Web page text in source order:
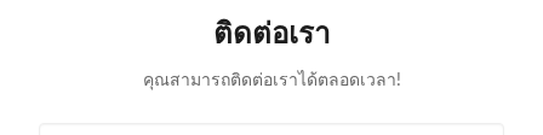
ติดต่อเรา
คุณสามารถติดต่อเราได้ตลอดเวลา!